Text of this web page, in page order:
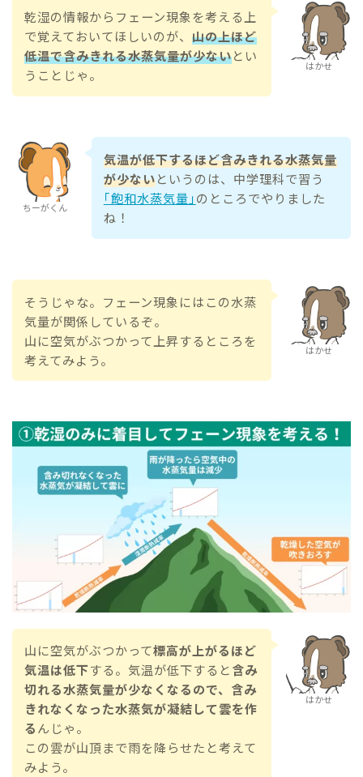
はかせ
乾湿の情報からフェーン現象を考える上
で覚えておいてほしいのが、 山の上ほど
低温で含みきれる水蒸気量が少ないとい
うことじゃ。
ちーがくん
気温が低下するほど含みきれる水蒸気量
が少ないというのは、中学理科で習う
｢飽和水蒸気量｣のところでやりました
ね！
はかせ
そうじゃな。フェーン現象にはこの水蒸
気量が関係しているぞ。
山に空気がぶつかって上昇するところを
考えてみよう。
はかせ
山に空気がぶつかって標高が上がるほど
気温は低下する。気温が低下すると含み
切れる水蒸気量が少なくなるので、含み
きれなくなった水蒸気が凝結して雲を作
るんじゃ。
この雲が山頂まで雨を降らせたと考えて
みよう。